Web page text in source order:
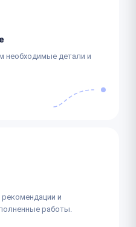
необходимые детали и
и
работы.